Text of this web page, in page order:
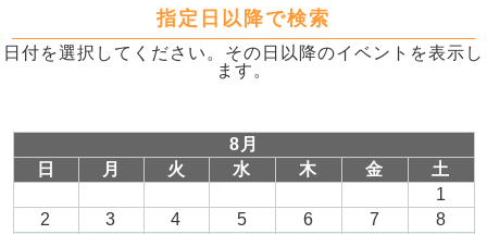
指定日以降で検索
日付を選択してください。その日以降のイベントを表示し
ます。
8月
日
月 火 水 木 金
土
1
2
3 4 5 6 7
8